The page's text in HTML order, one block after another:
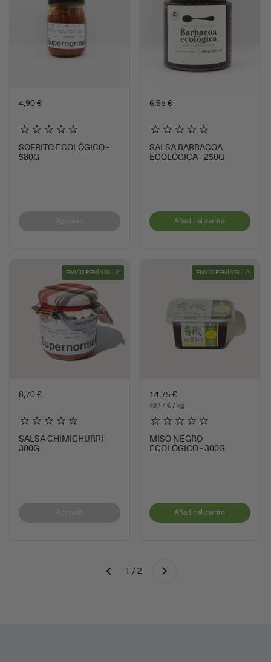
4,90 €
SOFRITO ECOLÓGICO -
580G
6,65 €
SALSA BARBACOA
ECOLÓGICA - 250G
Añadir al carrito
8,70 €
SALSA CHIMICHURRI -
300G
ENVÍO PENÍNSULA
14,75 €
49,17 € / kg
MISO NEGRO
ECOLÓGICO - 300G
Añadir al carrito
ENVÍO PENÍNSULA
Anterior 1 / 2 Siguiente